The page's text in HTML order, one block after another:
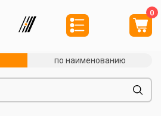
0
по наименованию